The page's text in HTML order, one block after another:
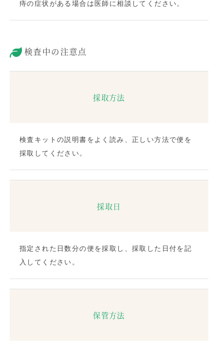
痔の症状がある場合は医師に相談してください。
検査中の注意点
採取方法
検査キットの説明書をよく読み、正しい方法で便を
採取してください。
採取日
指定された日数分の便を採取し、採取した日付を記
入してください。
保管方法